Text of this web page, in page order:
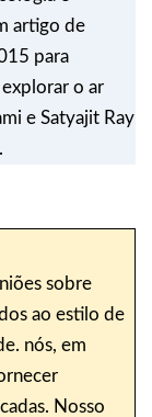
artigo de
para
o ar
e Satyajit Ray
sobre
ao estilo de
nós, em
Nosso